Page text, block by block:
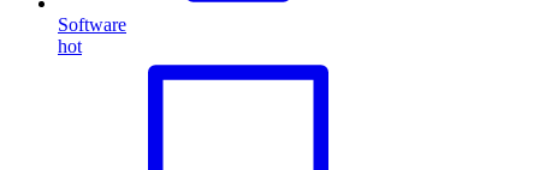
Software
hot